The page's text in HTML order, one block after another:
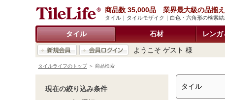
タイル｜タイルモザイク｜白色・六角形の検索
商品数 35,000品 業界最大級の品揃え
タイル 石材 レン
ようこそ ゲスト 様
タイルライフのトップ＞ 商品検索
現在の絞り込み条件